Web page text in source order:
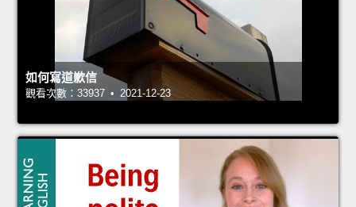
如何寫道歉信
觀看次數：33937 • 2021-12-23